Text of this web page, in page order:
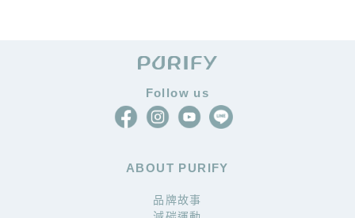
Follow us
ABOUT PURIFY
品牌故事